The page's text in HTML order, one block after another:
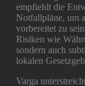
empfiehlt die
Notfallpläne, um
vorbereitet zu
Risiken wie
sondern auch
lokalen
Varga